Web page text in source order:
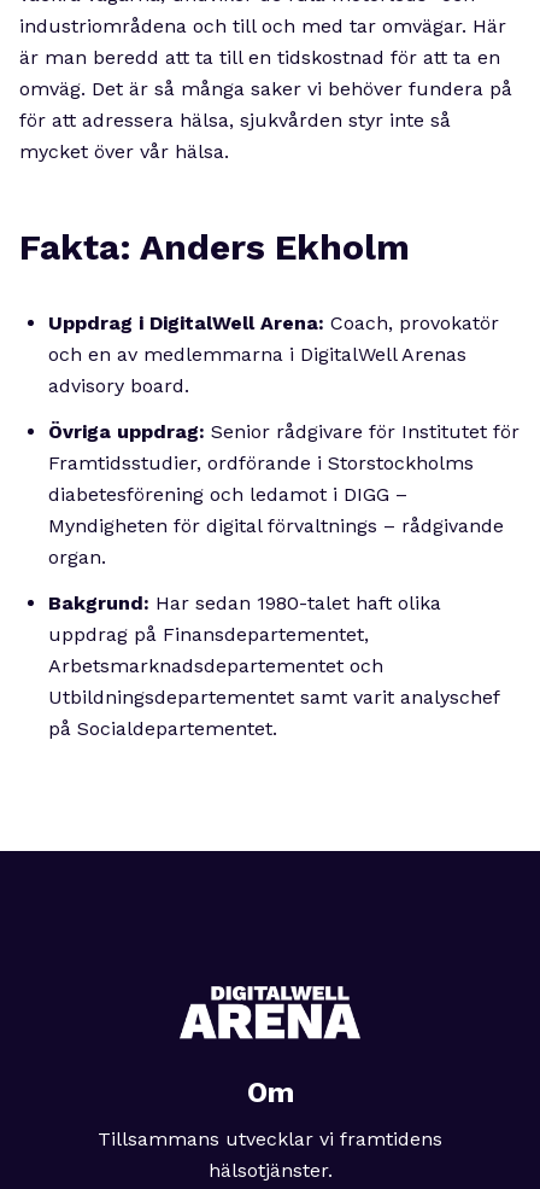
industriområdena och till och med tar omvägar. Här
är man beredd att ta till en tidskostnad för att ta en
omväg. Det är så många saker vi behöver fundera på
för att adressera hälsa, sjukvården styr inte så
mycket över vår hälsa.
Fakta: Anders Ekholm
Uppdrag i DigitalWell Arena: Coach, provokatör
och en av medlemmarna i DigitalWell Arenas
advisory board.
Övriga uppdrag: Senior rådgivare för Institutet för
Framtidsstudier, ordförande i Storstockholms
diabetesförening och ledamot i DIGG –
Myndigheten för digital förvaltnings – rådgivande
organ.
Bakgrund: Har sedan 1980-talet haft olika
uppdrag på Finansdepartementet,
Arbetsmarknadsdepartementet och
Utbildningsdepartementet samt varit analyschef
på Socialdepartementet.
Om
Tillsammans utvecklar vi framtidens
hälsotjänster.